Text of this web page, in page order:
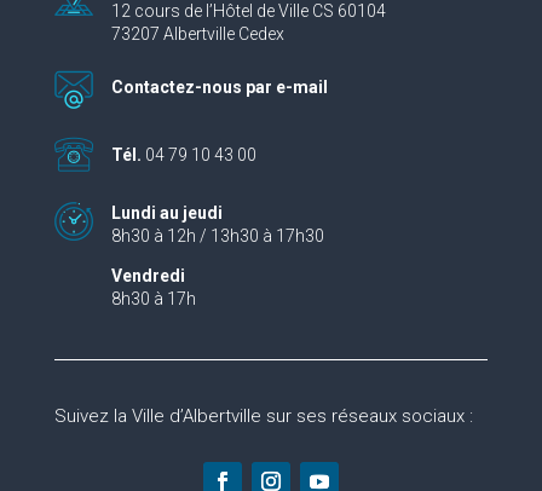
12 cours de l’Hôtel de Ville CS 60104
73207 Albertville Cedex
Contactez-nous par e-mail
Tél. 04 79 10 43 00
Lundi au jeudi
8h30 à 12h / 13h30 à 17h30
Vendredi
8h30 à 17h
Suivez la Ville d’Albertville sur ses réseaux sociaux :